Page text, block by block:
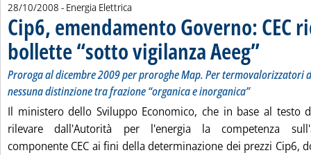
28/10/2008 - Energia Elettrica
Cip6, emendamento Governo: CEC
bollette “sotto vigilanza Aeeg”. Sottotitolo:
. Pubblicata
Proroga al dicembre 2009 per proroghe Map. Per termovalorizzatori
nessuna distinzione tra frazione “organica e inorganica”
Il ministero dello Sviluppo Economico, che in base al testo
rilevare dall'Autorità per l'energia la competenza
componente CEC ai fini della determinazione dei prezzi Cip6,